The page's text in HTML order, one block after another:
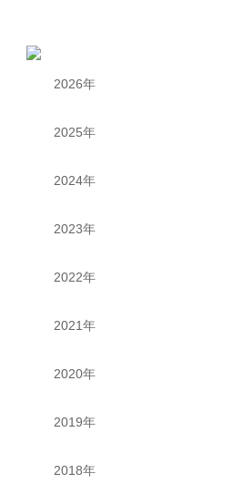
2026年
2025年
2024年
2023年
2022年
2021年
2020年
2019年
2018年